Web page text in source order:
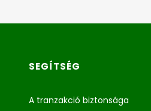
Lábléc menü
SEGÍTSÉG
A tranzakció biztonsága